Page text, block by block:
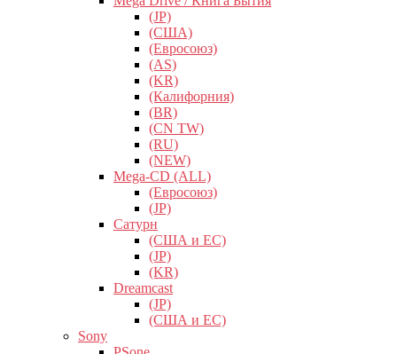
(JP)
(США)
(Евросоюз)
(AS)
(KR)
(Калифорния)
(BR)
(CN TW)
(RU)
(NEW)
Mega-CD (ALL)
(Евросоюз)
(JP)
Сатурн
(США и ЕС)
(JP)
(KR)
Dreamcast
(JP)
(США и ЕС)
Sony